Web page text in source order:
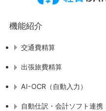
機能紹介
交通費精算
出張旅費精算
AI-OCR（自動入力）
自動仕訳・会計ソフト連携